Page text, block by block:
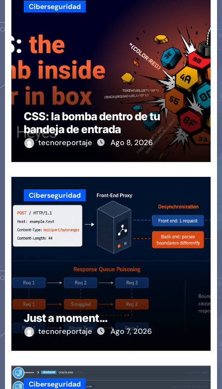
Ciberseguridad
CSS: la bomba dentro de tu
bandeja de entrada
tecnoreportaje Ago 8, 2026
Ciberseguridad
Just a moment…
tecnoreportaje Ago 7, 2026
Ciberseguridad